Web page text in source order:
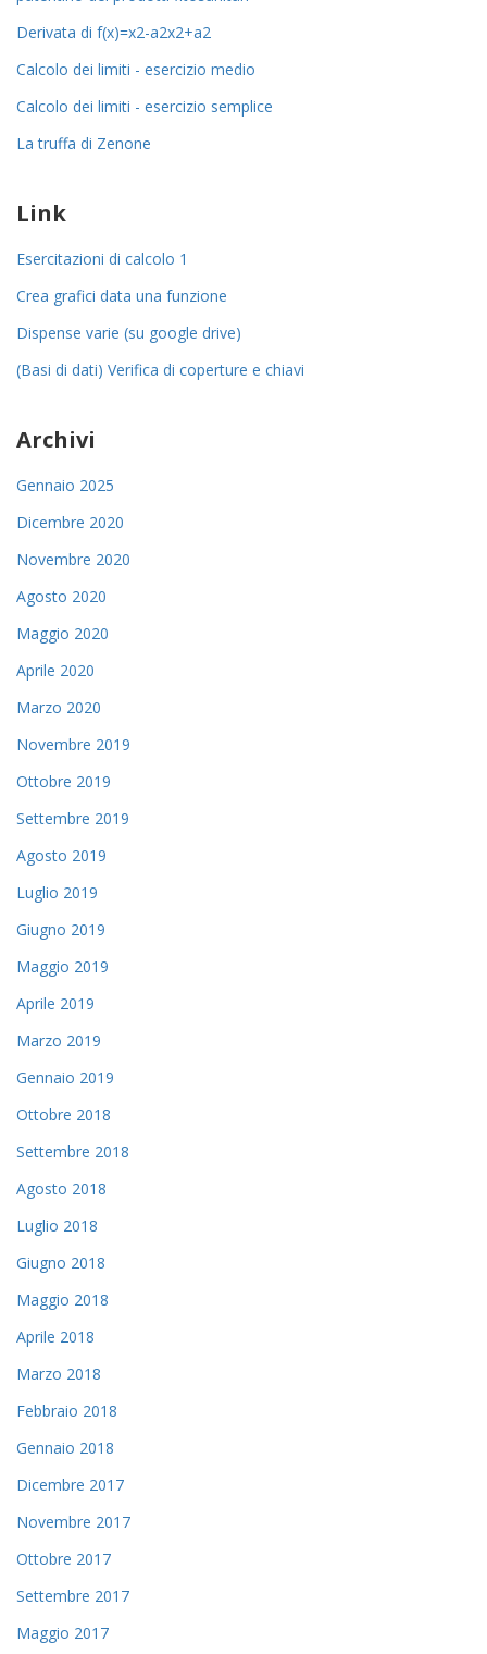
Derivata di f(x)=x2-a2x2+a2
Calcolo dei limiti - esercizio medio
Calcolo dei limiti - esercizio semplice
La truffa di Zenone
Link
Esercitazioni di calcolo 1
Crea grafici data una funzione
Dispense varie (su google drive)
(Basi di dati) Verifica di coperture e chiavi
Archivi
Gennaio 2025
Dicembre 2020
Novembre 2020
Agosto 2020
Maggio 2020
Aprile 2020
Marzo 2020
Novembre 2019
Ottobre 2019
Settembre 2019
Agosto 2019
Luglio 2019
Giugno 2019
Maggio 2019
Aprile 2019
Marzo 2019
Gennaio 2019
Ottobre 2018
Settembre 2018
Agosto 2018
Luglio 2018
Giugno 2018
Maggio 2018
Aprile 2018
Marzo 2018
Febbraio 2018
Gennaio 2018
Dicembre 2017
Novembre 2017
Ottobre 2017
Settembre 2017
Maggio 2017